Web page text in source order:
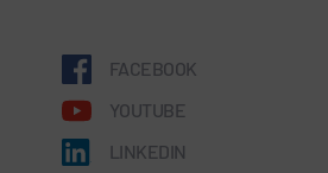
FACEBOOK
YOUTUBE
LINKEDIN